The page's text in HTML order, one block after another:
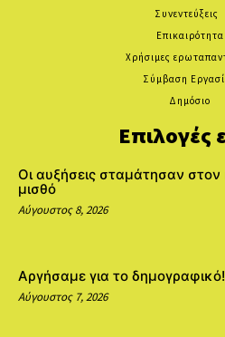
Συνεντεύξεις
Επικαιρότητα
Χρήσιμες
Σύμβαση
Δημόσιο
Επιλογές
Οι αυξήσεις σταμάτησαν
μισθό
Αύγουστος 8, 2026
Αργήσαμε για το δημογραφικό!
Αύγουστος 7, 2026